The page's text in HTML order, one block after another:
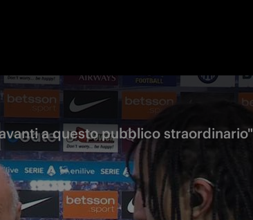
a questo pubblico straordinario"